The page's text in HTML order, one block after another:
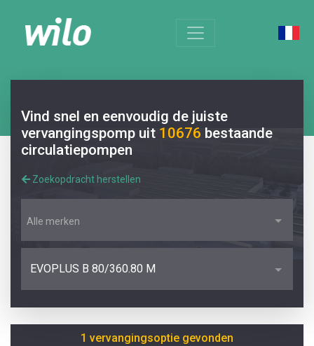
Vind snel en eenvoudig de juiste
vervangingspomp uit 10676 bestaande
circulatiepompen
Zoekopdracht herstellen
Alle merken
EVOPLUS B 80/360.80 M
1 vervangingsoptie gevonden